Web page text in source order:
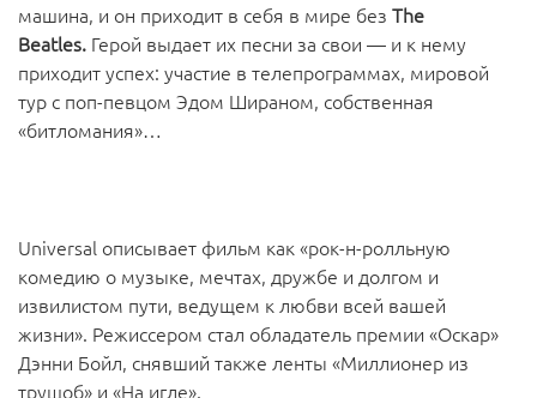
машина, и он приходит в себя в мире без The
Beatles. Герой выдает их песни за свои — и к нему
приходит успех: участие в телепрограммах, мировой
тур с поп-певцом Эдом Шираном, собственная
«битломания»…
Universal описывает фильм как «рок-н-ролльную
комедию о музыке, мечтах, дружбе и долгом и
извилистом пути, ведущем к любви всей вашей
жизни». Режиссером стал обладатель премии «Оскар»
Дэнни Бойл, снявший также ленты «Миллионер из
трущоб» и «На игле».